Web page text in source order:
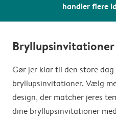
handler flere
Bryllupsinvitationer
Gør jer klar til den store dag
bryllupsinvitationer. Vælg
design, der matcher jeres
dine bryllupsinvitationer